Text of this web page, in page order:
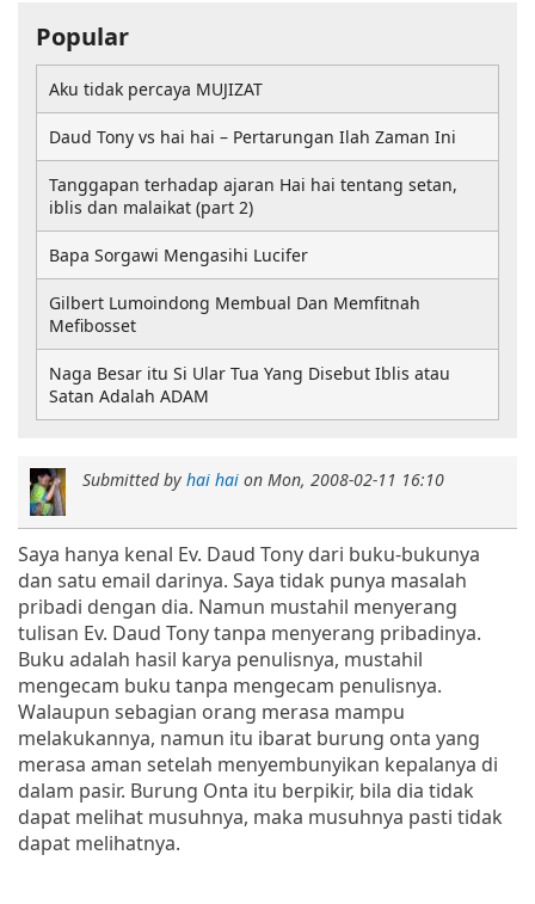
Submitted by hai hai on Mon, 2008-02-11 16:10
Saya hanya kenal Ev. Daud Tony dari buku-bukunya
dan satu email darinya. Saya tidak punya masalah
pribadi dengan dia. Namun mustahil menyerang
tulisan Ev. Daud Tony tanpa menyerang pribadinya.
Buku adalah hasil karya penulisnya, mustahil
mengecam buku tanpa mengecam penulisnya.
Walaupun sebagian orang merasa mampu
melakukannya, namun itu ibarat burung onta yang
merasa aman setelah menyembunyikan kepalanya di
dalam pasir. Burung Onta itu berpikir, bila dia tidak
dapat melihat musuhnya, maka musuhnya pasti tidak
dapat melihatnya.
Popular
Aku tidak percaya MUJIZAT
Daud Tony vs hai hai – Pertarungan Ilah Zaman Ini
Tanggapan terhadap ajaran Hai hai tentang setan,
iblis dan malaikat (part 2)
Bapa Sorgawi Mengasihi Lucifer
Gilbert Lumoindong Membual Dan Memfitnah
Mefibosset
Naga Besar itu Si Ular Tua Yang Disebut Iblis atau
Satan Adalah ADAM